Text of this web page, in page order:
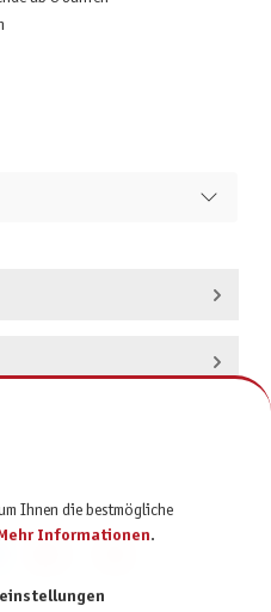
Ihnen die bestmögliche
Mehr Informationen.